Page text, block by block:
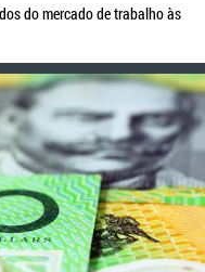
do mercado de trabalho às